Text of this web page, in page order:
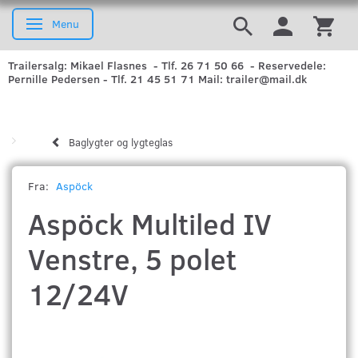
Skifte navigation
Menu
Trailersalg: Mikael Flasnes - Tlf. 26 71 50 66 - Reservedele:
Pernille Pedersen - Tlf. 21 45 51 71 Mail: trailer@mail.dk
Baglygter og lygteglas
Fra: Aspöck
Aspöck Multiled IV
Venstre, 5 polet
12/24V